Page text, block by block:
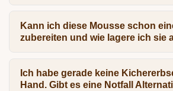
Kann ich diese Mousse schon
zubereiten und wie lagere ich sie
Ich habe gerade keine
Hand. Gibt es eine Notfall